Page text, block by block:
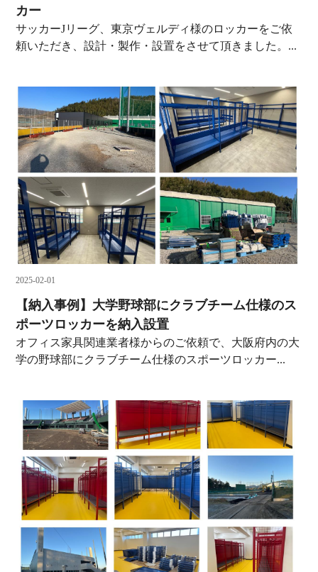
カー
サッカーJリーグ、東京ヴェルディ様のロッカーをご依
頼いただき、設計・製作・設置をさせて頂きました。...
2025-02-01
【納入事例】大学野球部にクラブチーム仕様のス
ポーツロッカーを納入設置
オフィス家具関連業者様からのご依頼で、大阪府内の大
学の野球部にクラブチーム仕様のスポーツロッカー...